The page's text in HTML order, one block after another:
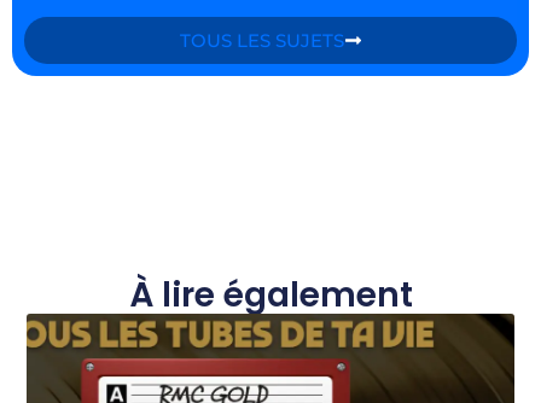
TOUS LES SUJETS
À lire également